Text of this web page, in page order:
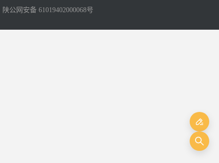
陕公网安备 61019402000068号